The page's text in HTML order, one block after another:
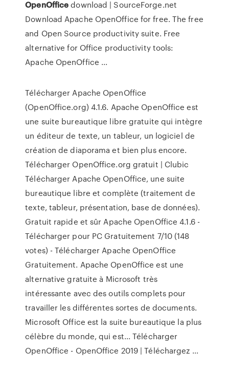
OpenOfficedownload | SourceForge.net
Download Apache OpenOffice for free. The free
and Open Source productivity suite. Free
alternative for Office productivity tools:
Apache OpenOffice ...
Télécharger Apache OpenOffice
(OpenOffice.org) 4.1.6. Apache OpenOffice est
une suite bureautique libre gratuite qui intègre
un éditeur de texte, un tableur, un logiciel de
création de diaporama et bien plus encore.
Télécharger OpenOffice.org gratuit | Clubic
Télécharger Apache OpenOffice, une suite
bureautique libre et complète (traitement de
texte, tableur, présentation, base de données).
Gratuit rapide et sûr Apache OpenOffice 4.1.6 -
Télécharger pour PC Gratuitement 7/10 (148
votes) - Télécharger Apache OpenOffice
Gratuitement. Apache OpenOffice est une
alternative gratuite à Microsoft très
intéressante avec des outils complets pour
travailler les différentes sortes de documents.
Microsoft Office est la suite bureautique la plus
célèbre du monde, qui est... Télécharger
OpenOffice - OpenOffice 2019 | Téléchargez ...